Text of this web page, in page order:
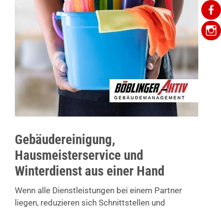
Gebäudereinigung,
Hausmeisterservice und
Winterdienst aus einer Hand
Wenn alle Dienstleistungen bei einem Partner
liegen, reduzieren sich Schnittstellen und